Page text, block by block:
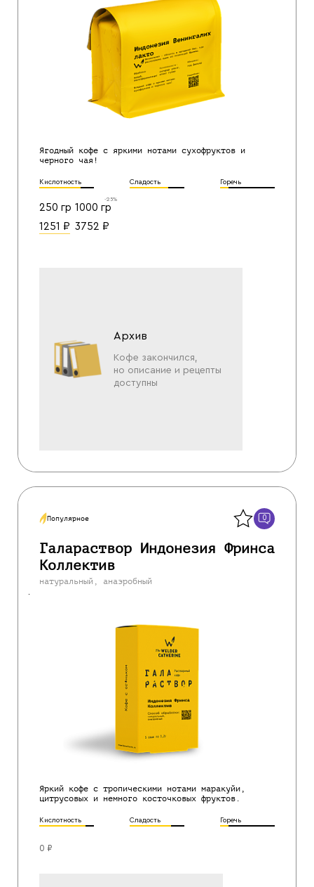
Ягодный кофе с яркими нотами сухофруктов и
черного чая!
Кислотность Сладость Горечь
250 гр
1251 ₽
1000 гр
-25%
3752 ₽
Архив
Кофе закончился,
но описание и рецепты
доступны
Популярное 0
Галараствор Индонезия Фринса
Коллектив
натуральный, анаэробный
Яркий кофе с тропическими нотами маракуйи,
цитрусовых и немного косточковых фруктов.
Кислотность Сладость Горечь
0 ₽